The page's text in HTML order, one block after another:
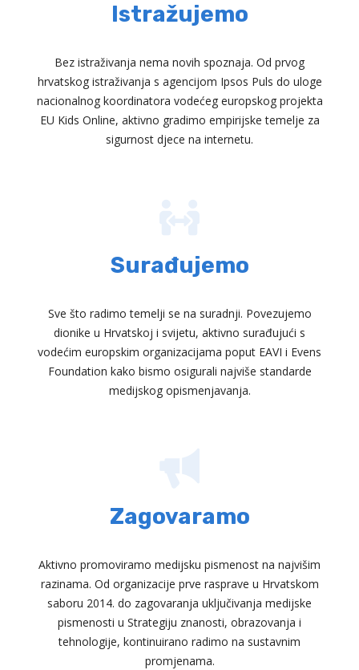
Istražujemo
Bez istraživanja nema novih spoznaja. Od prvog
hrvatskog istraživanja s agencijom Ipsos Puls do uloge
nacionalnog koordinatora vodećeg europskog projekta
EU Kids Online, aktivno gradimo empirijske temelje za
sigurnost djece na internetu.
Surađujemo
Sve što radimo temelji se na suradnji. Povezujemo
dionike u Hrvatskoj i svijetu, aktivno surađujući s
vodećim europskim organizacijama poput EAVI i Evens
Foundation kako bismo osigurali najviše standarde
medijskog opismenjavanja.
Zagovaramo
Aktivno promoviramo medijsku pismenost na najvišim
razinama. Od organizacije prve rasprave u Hrvatskom
saboru 2014. do zagovaranja uključivanja medijske
pismenosti u Strategiju znanosti, obrazovanja i
tehnologije, kontinuirano radimo na sustavnim
promjenama.